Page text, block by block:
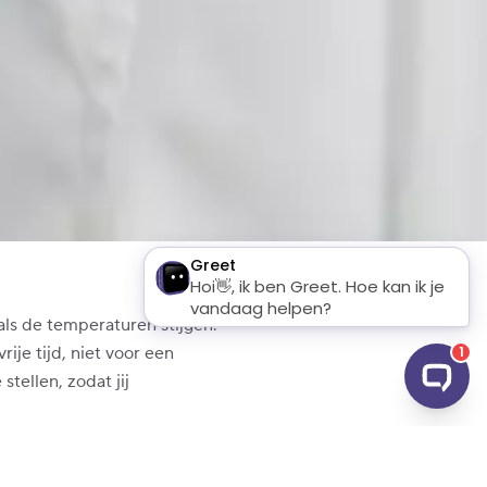
de temperaturen stijgen.
tijd, niet voor een
stellen, zodat jij